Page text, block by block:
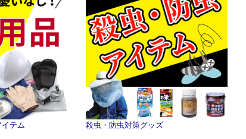
テム 殺虫・防虫対策グッズ